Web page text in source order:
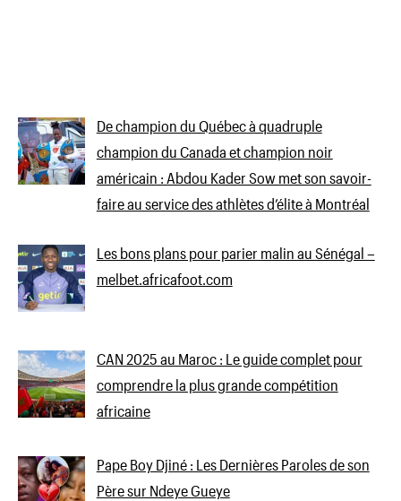
De champion du Québec à quadruple
champion du Canada et champion noir
américain : Abdou Kader Sow met son savoir-
faire au service des athlètes d’élite à Montréal
Les bons plans pour parier malin au Sénégal –
melbet.africafoot.com
CAN 2025 au Maroc : Le guide complet pour
comprendre la plus grande compétition
africaine
Pape Boy Djiné : Les Dernières Paroles de son
Père sur Ndeye Gueye